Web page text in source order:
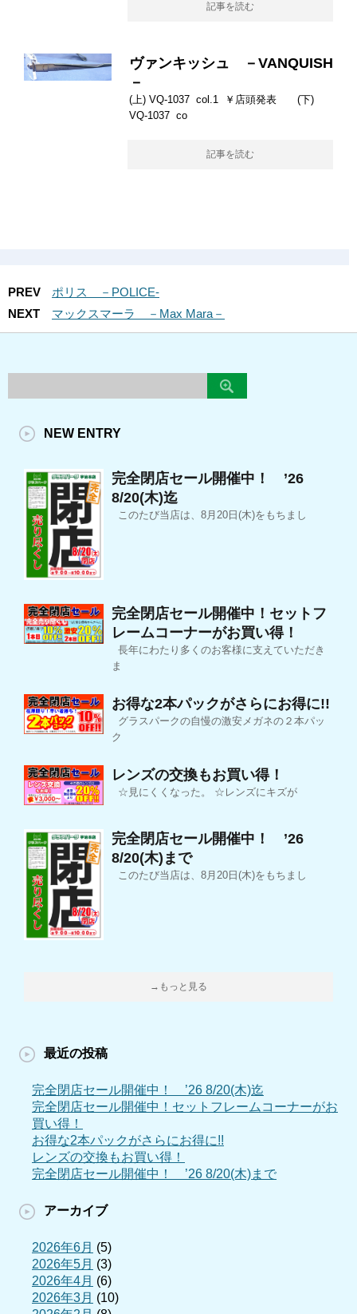
記事を読む
ヴァンキッシュ －VANQUISH
－
(上) VQ-1037 col.1 ￥店頭発表 (下)
VQ-1037 co
記事を読む
PREV
ポリス －POLICE-
NEXT
マックスマーラ －Max Mara－
NEW ENTRY
完全閉店セール開催中！ ’26
8/20(木)迄
このたび当店は、8月20日(木)をもちまし
完全閉店セール開催中！セットフ
レームコーナーがお買い得！
長年にわたり多くのお客様に支えていただき
ま
お得な2本パックがさらにお得に!!
グラスパークの自慢の激安メガネの２本パッ
ク
レンズの交換もお買い得！
☆見にくくなった。 ☆レンズにキズが
完全閉店セール開催中！ ’26
8/20(木)まで
このたび当店は、8月20日(木)をもちまし
→もっと見る
最近の投稿
完全閉店セール開催中！ ’26 8/20(木)迄
完全閉店セール開催中！セットフレームコーナーがお
買い得！
お得な2本パックがさらにお得に!!
レンズの交換もお買い得！
完全閉店セール開催中！ ’26 8/20(木)まで
アーカイブ
2026年6月 (5)
2026年5月 (3)
2026年4月 (6)
2026年3月 (10)